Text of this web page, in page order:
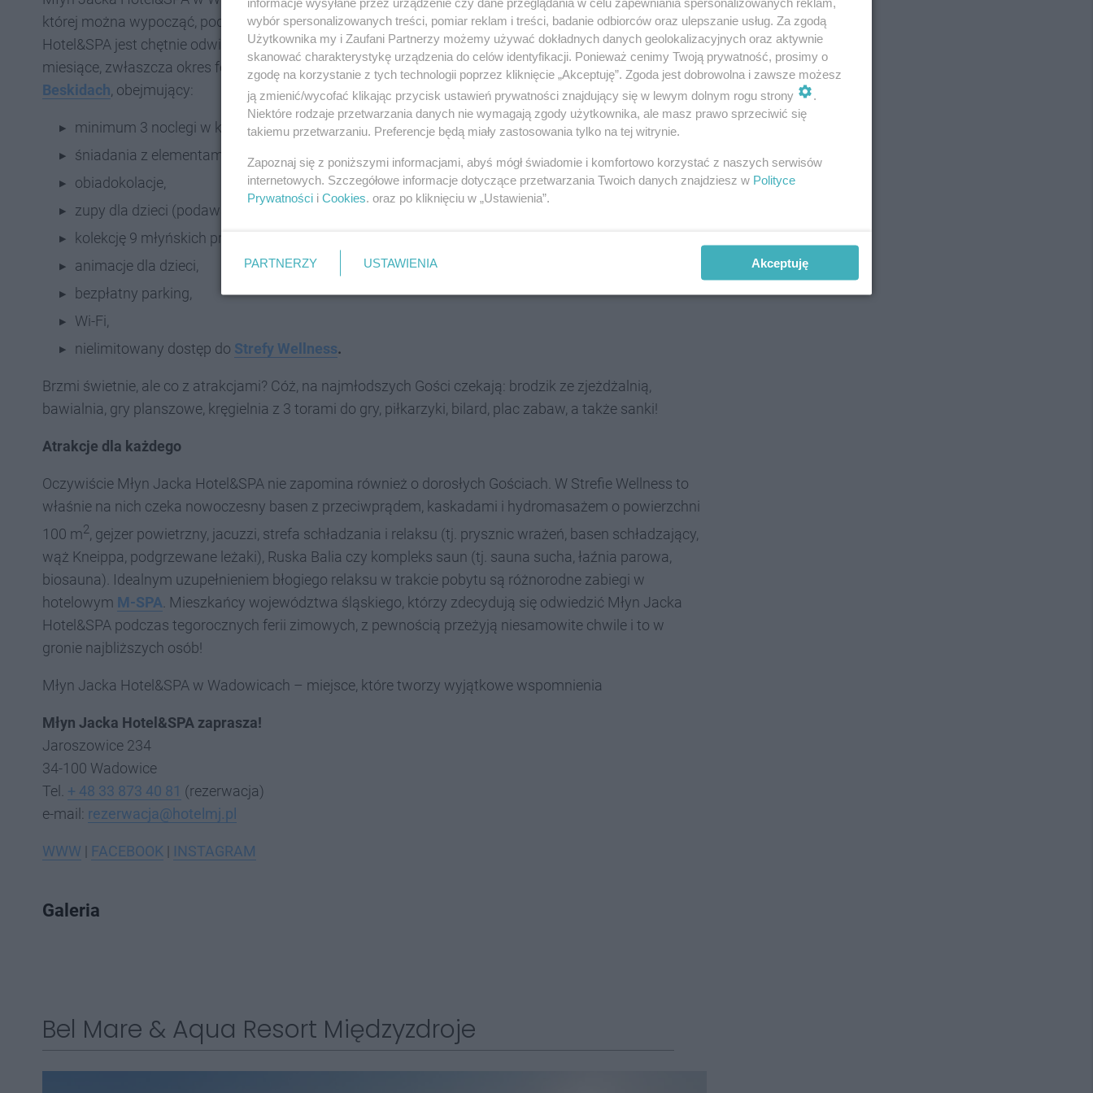
której można wypocząć, podziwiając piękno lokalnej przyrody. Nic więc dziwnego, że Młyn Jacka
Hotel&SPA jest chętnie odwiedzany przez turystów i to przez okrągły rok. Jeżeli chodzi o zimowe
miesiące, zwłaszcza okres ferii to Młyn Jacka Hotel&SPA przygotował specjalny pakietFerie zimowe w
Beskidach, obejmujący:
minimum 3 noclegi w komfortowych i klimatyzowanych pokojach,
śniadania z elementami lokalnych produktów,
obiadokolacje,
zupy dla dzieci (podawane od 13:00 do 15:00),
kolekcję 9 młyńskich pralin,
animacje dla dzieci,
bezpłatny parking,
Wi-Fi,
nielimitowany dostęp do Strefy Wellness.
Brzmi świetnie, ale co z atrakcjami? Cóż, na najmłodszych Gości czekają: brodzik ze zjeżdżalnią,
bawialnia, gry planszowe, kręgielnia z 3 torami do gry, piłkarzyki, bilard, plac zabaw, a także sanki!
Atrakcje dla każdego
Oczywiście Młyn Jacka Hotel&SPA nie zapomina również o dorosłych Gościach. W Strefie Wellness to
właśnie na nich czeka nowoczesny basen z przeciwprądem, kaskadami i hydromasażem o powierzchni
100 m2, gejzer powietrzny, jacuzzi, strefa schładzania i relaksu (tj. prysznic wrażeń, basen schładzający,
wąż Kneippa, podgrzewane leżaki), Ruska Balia czy kompleks saun (tj. sauna sucha, łaźnia parowa,
biosauna). Idealnym uzupełnieniem błogiego relaksu w trakcie pobytu są różnorodne zabiegi w
hotelowym M-SPA. Mieszkańcy województwa śląskiego, którzy zdecydują się odwiedzić Młyn Jacka
Hotel&SPA podczas tegorocznych ferii zimowych, z pewnością przeżyją niesamowite chwile i to w
gronie najbliższych osób!
Młyn Jacka Hotel&SPA w Wadowicach – miejsce, które tworzy wyjątkowe wspomnienia
Młyn Jacka Hotel&SPA zaprasza!
Jaroszowice 234
34-100 Wadowice
Tel. + 48 33 873 40 81 (rezerwacja)
e-mail: rezerwacja@hotelmj.pl
WWW FACEBOOK INSTAGRAM
Galeria
Bel Mare & Aqua Resort Międzyzdroje
wybór spersonalizowanych treści, pomiar reklam i treści, badanie odbiorców oraz ulepszanie usług. Za zgodą
Użytkownika my i Zaufani Partnerzy możemy używać dokładnych danych geolokalizacyjnych oraz aktywnie
skanować charakterystykę urządzenia do celów identyfikacji. Ponieważ cenimy Twoją prywatność, prosimy o
zgodę na korzystanie z tych technologii poprzez kliknięcie „Akceptuję”. Zgoda jest dobrowolna i zawsze możesz
ją zmienić/wycofać klikając przycisk ustawień prywatności znajdujący się w lewym dolnym rogu strony
.
Niektóre rodzaje przetwarzania danych nie wymagają zgody użytkownika, ale masz prawo sprzeciwić się
takiemu przetwarzaniu. Preferencje będą miały zastosowania tylko na tej witrynie.
Zapoznaj się z poniższymi informacjami, abyś mógł świadomie i komfortowo korzystać z naszych serwisów
internetowych. Szczegółowe informacje dotyczące przetwarzania Twoich danych znajdziesz w Polityce
Prywatności i Cookies. oraz po kliknięciu w „Ustawienia”.
PARTNERZY USTAWIENIA Akceptuję